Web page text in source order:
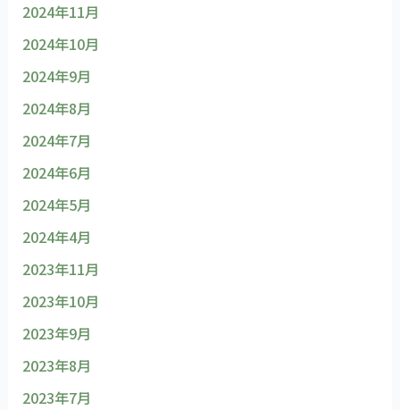
2024年11月
2024年10月
2024年9月
2024年8月
2024年7月
2024年6月
2024年5月
2024年4月
2023年11月
2023年10月
2023年9月
2023年8月
2023年7月